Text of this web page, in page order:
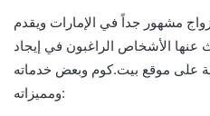
مشهور جداً في الإمارات ويقدم
عنها الأشخاص الراغبون في إيجاد
على موقع بيت.كوم وبعض خدماته
ومميزاته: